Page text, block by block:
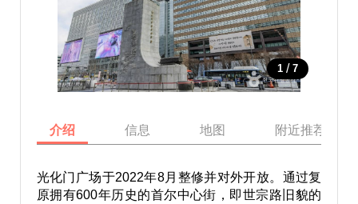
1 / 7
介绍 信息 地图 附近推荐景点
光化门广场于2022年8月整修并对外开放。通过复
原拥有600年历史的首尔中心街，即世宗路旧貌的